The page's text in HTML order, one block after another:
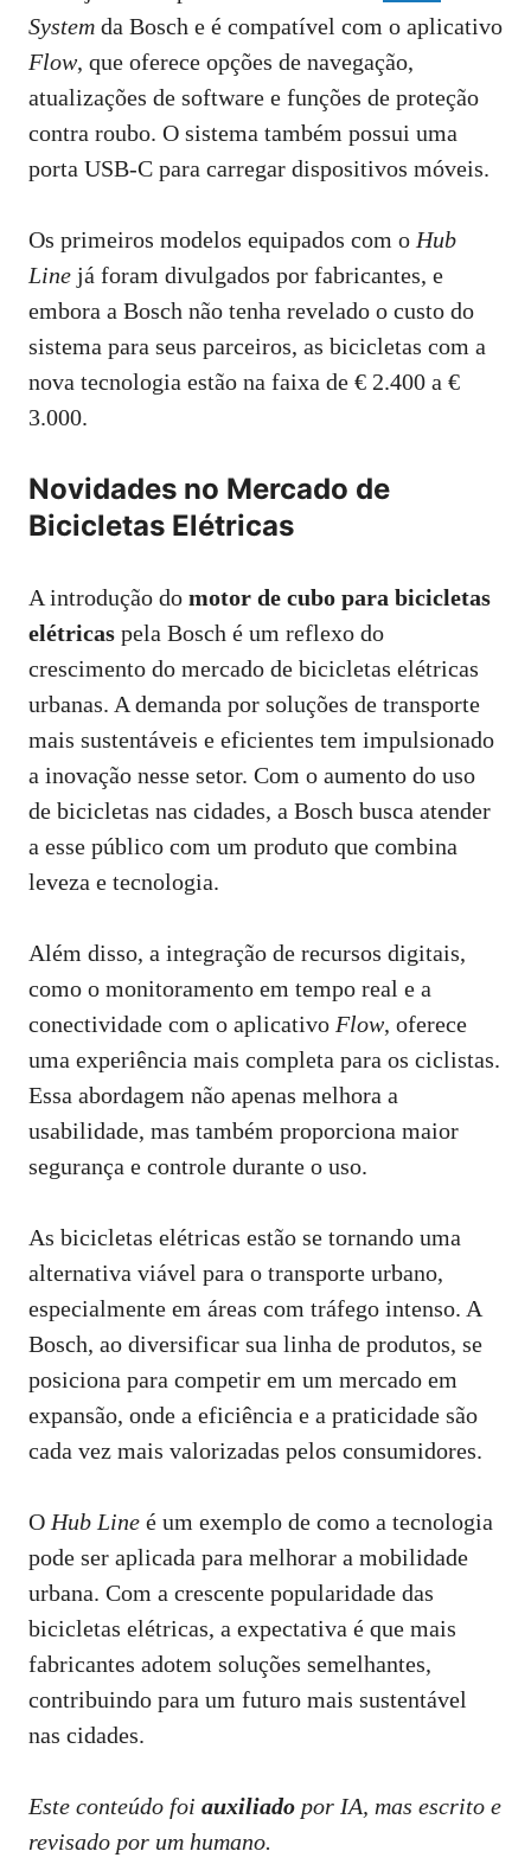
System da Bosch e é compatível com o aplicativo
Flow, que oferece opções de navegação,
atualizações de software e funções de proteção
contra roubo. O sistema também possui uma
porta USB-C para carregar dispositivos móveis.
Os primeiros modelos equipados com o Hub
Line já foram divulgados por fabricantes, e
embora a Bosch não tenha revelado o custo do
sistema para seus parceiros, as bicicletas com a
nova tecnologia estão na faixa de € 2.400 a €
3.000.
Novidades no Mercado de
Bicicletas Elétricas
A introdução do motor de cubo para bicicletas
elétricas pela Bosch é um reflexo do
crescimento do mercado de bicicletas elétricas
urbanas. A demanda por soluções de transporte
mais sustentáveis e eficientes tem impulsionado
a inovação nesse setor. Com o aumento do uso
de bicicletas nas cidades, a Bosch busca atender
a esse público com um produto que combina
leveza e tecnologia.
Além disso, a integração de recursos digitais,
como o monitoramento em tempo real e a
conectividade com o aplicativo Flow, oferece
uma experiência mais completa para os ciclistas.
Essa abordagem não apenas melhora a
usabilidade, mas também proporciona maior
segurança e controle durante o uso.
As bicicletas elétricas estão se tornando uma
alternativa viável para o transporte urbano,
especialmente em áreas com tráfego intenso. A
Bosch, ao diversificar sua linha de produtos, se
posiciona para competir em um mercado em
expansão, onde a eficiência e a praticidade são
cada vez mais valorizadas pelos consumidores.
O Hub Line é um exemplo de como a tecnologia
pode ser aplicada para melhorar a mobilidade
urbana. Com a crescente popularidade das
bicicletas elétricas, a expectativa é que mais
fabricantes adotem soluções semelhantes,
contribuindo para um futuro mais sustentável
nas cidades.
Este conteúdo foi auxiliado por IA, mas escrito e
revisado por um humano.